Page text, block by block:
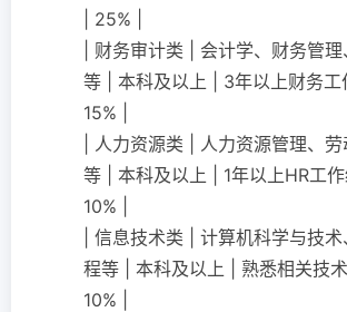
| 25% |
| 财务审计类 | 会计学、财务管
等 | 本科及以上 | 3年以上财务工
15% |
| 人力资源类 | 人力资源管理、
等 | 本科及以上 | 1年以上HR工作
10% |
| 信息技术类 | 计算机科学与技
程等 | 本科及以上 | 熟悉相关技术
10% |